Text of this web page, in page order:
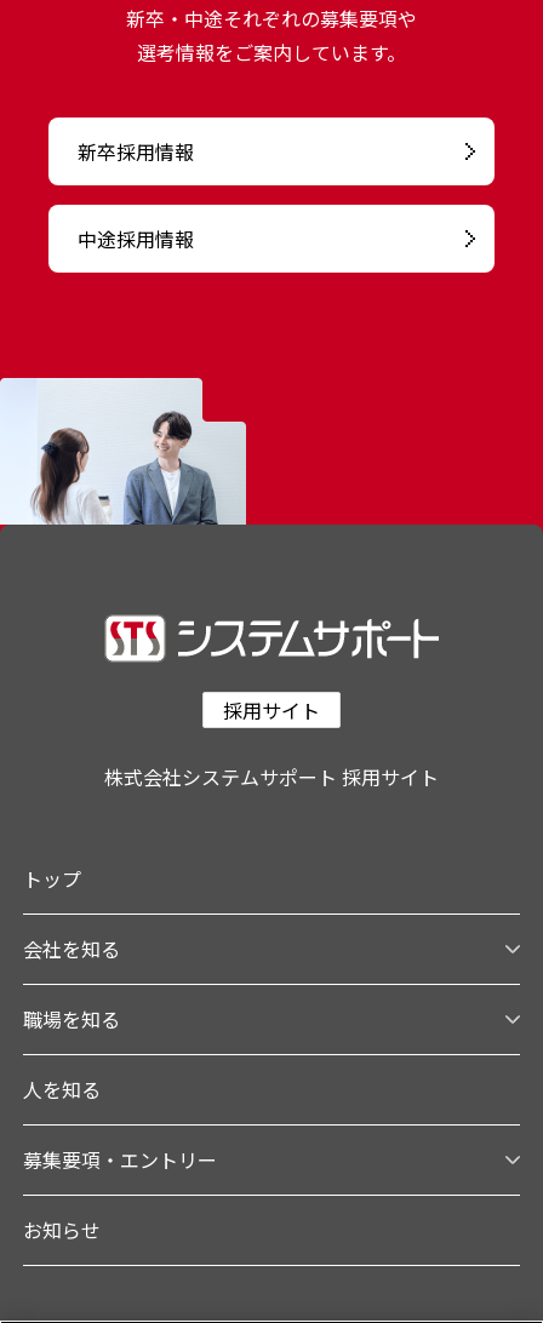
新卒・中途それぞれの募集要項や
選考情報をご案内しています。
新卒採用情報
中途採用情報
採用サイト
株式会社システムサポート 採用サイト
トップ
会社を知る
職場を知る
人を知る
募集要項・エントリー
お知らせ